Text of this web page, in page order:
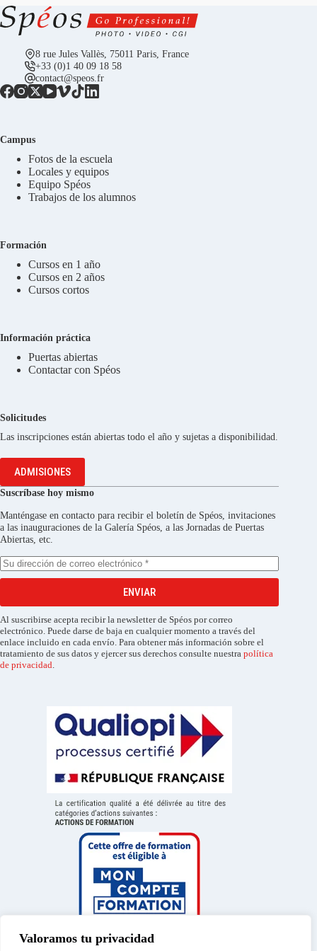
Valoramos tu privacidad
8 rue Jules Vallès, 75011 Paris, France
+33 (0)1 40 09 18 58
contact@speos.fr
Campus
Fotos de la escuela
Locales y equipos
Equipo Spéos
Trabajos de los alumnos
Formación
Cursos en 1 año
Cursos en 2 años
Cursos cortos
Información práctica
Puertas abiertas
Contactar con Spéos
Solicitudes
Las inscripciones están abiertas todo el año y sujetas a disponibilidad.
ADMISIONES
Suscríbase hoy mismo
Manténgase en contacto para recibir el boletín de Spéos, invitaciones
a las inauguraciones de la Galería Spéos, a las Jornadas de Puertas
Abiertas, etc.
ENVIAR
Al suscribirse acepta recibir la newsletter de Spéos por correo
electrónico. Puede darse de baja en cualquier momento a través del
enlace incluido en cada envío. Para obtener más información sobre el
tratamiento de sus datos y ejercer sus derechos consulte nuestra política
de privacidad.